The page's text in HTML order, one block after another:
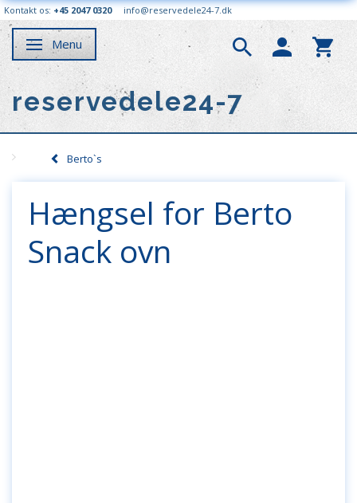
Kontakt os: +45 2047 0320 info@reservedele24-7.dk
Skifte navigation
Menu
reservedele24-7
Berto`s
Hængsel for Berto
Snack ovn